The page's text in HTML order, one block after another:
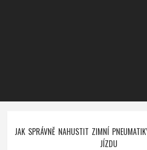
JAK SPRÁVNĚ NAHUSTIT ZIMNÍ
JÍZDU